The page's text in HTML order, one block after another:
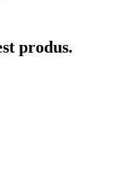
produs.